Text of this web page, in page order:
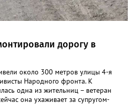
дорогу в
около 300 метров улицы 4-я
Народного фронта. К
одна из жительниц – ветеран
она ухаживает за супругом-